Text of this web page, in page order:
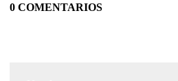
0 COMENTARIOS